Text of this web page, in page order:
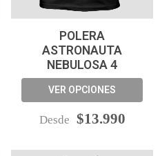
POLERA
ASTRONAUTA
NEBULOSA 4
VER OPCIONES
Desde $13.990